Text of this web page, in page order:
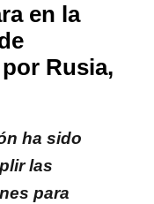
en la
Rusia,
ha sido
las
para